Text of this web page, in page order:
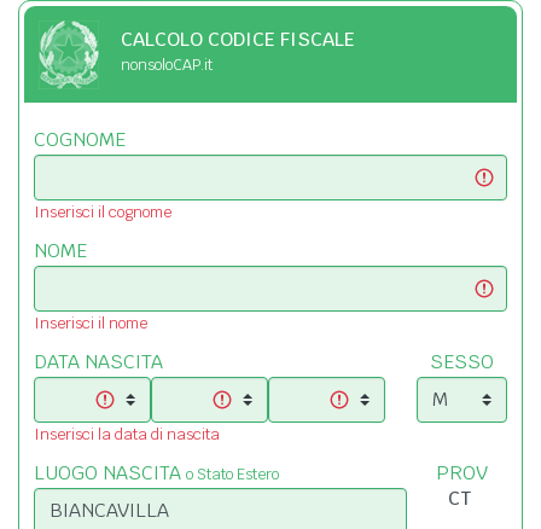
CALCOLO CODICE FISCALE
nonsoloCAP.it
COGNOME
Inserisci il cognome
NOME
Inserisci il nome
DATA NASCITA
Inserisci la data di nascita
SESSO
LUOGO NASCITA o Stato Estero PROV